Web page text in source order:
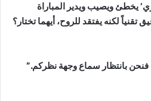
يخطئ ويصيب ويدير المباراة
تقنياً لكنه يفتقد للروح، أيهما تختار؟
فنحن بانتظار سماع وجهة نظركم.”